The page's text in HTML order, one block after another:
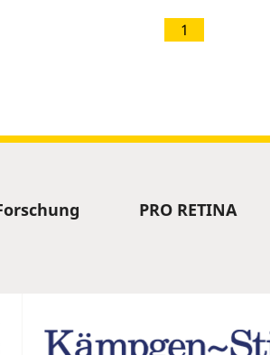
1
PRO RETINA